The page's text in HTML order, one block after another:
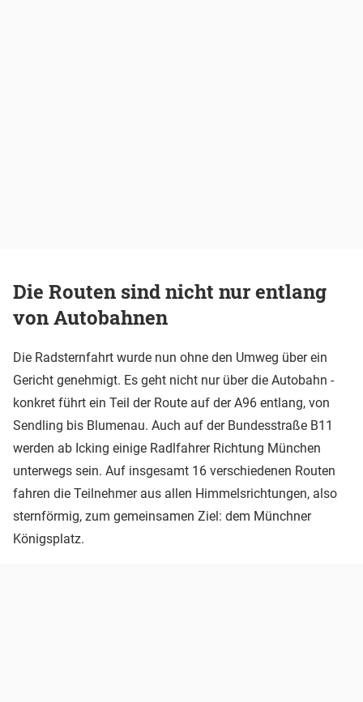
Die Routen sind nicht nur entlang
von Autobahnen
Die Radsternfahrt wurde nun ohne den Umweg über ein
Gericht genehmigt. Es geht nicht nur über die Autobahn -
konkret führt ein Teil der Route auf der A96 entlang, von
Sendling bis Blumenau. Auch auf der Bundesstraße B11
werden ab Icking einige Radlfahrer Richtung München
unterwegs sein. Auf insgesamt 16 verschiedenen Routen
fahren die Teilnehmer aus allen Himmelsrichtungen, also
sternförmig, zum gemeinsamen Ziel: dem Münchner
Königsplatz.